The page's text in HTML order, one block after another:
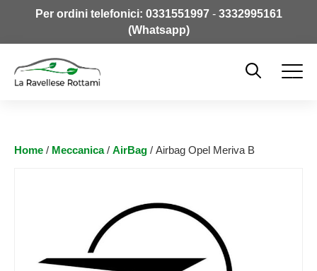
Per ordini telefonici: 0331551997- 3332995161
(Whatsapp)
Home / Meccanica/ AirBag / Airbag Opel Meriva B